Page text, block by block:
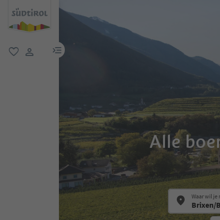
menulink
Alle
Waar wil je